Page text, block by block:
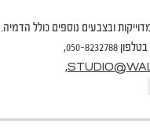
ובצבעים נוספים כולל הדמיה.
8232788,
,